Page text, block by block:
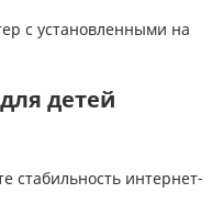
с установленными на
детей
стабильность интернет-